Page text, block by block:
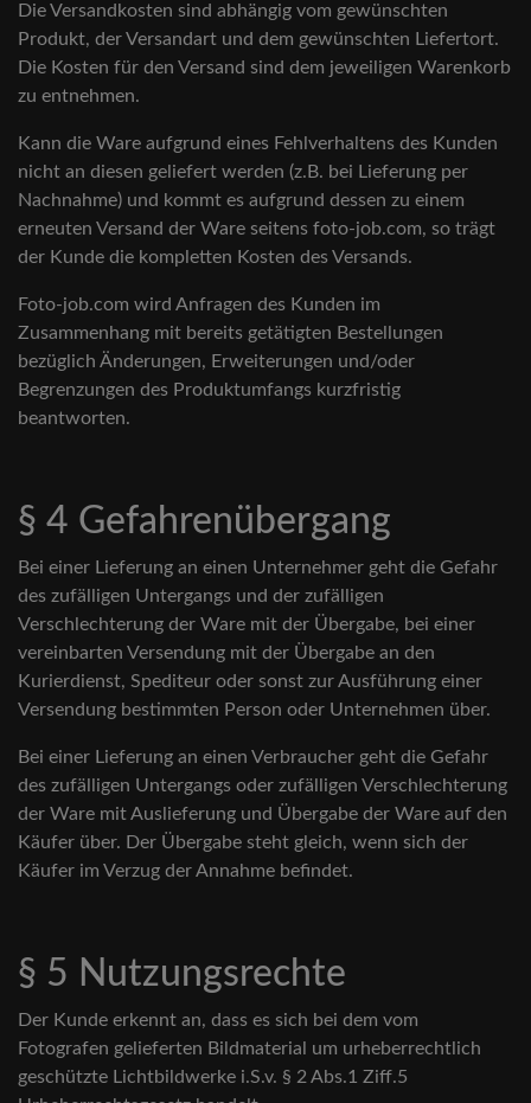
Die Versandkosten sind abhängig vom gewünschten
Produkt, der Versandart und dem gewünschten Liefertort.
Die Kosten für den Versand sind dem jeweiligen Warenkorb
zu entnehmen.
Kann die Ware aufgrund eines Fehlverhaltens des Kunden
nicht an diesen geliefert werden (z.B. bei Lieferung per
Nachnahme) und kommt es aufgrund dessen zu einem
erneuten Versand der Ware seitens foto-job.com, so trägt
der Kunde die kompletten Kosten des Versands.
Foto-job.com wird Anfragen des Kunden im
Zusammenhang mit bereits getätigten Bestellungen
bezüglich Änderungen, Erweiterungen und/oder
Begrenzungen des Produktumfangs kurzfristig
beantworten.
§ 4 Gefahrenübergang
Bei einer Lieferung an einen Unternehmer geht die Gefahr
des zufälligen Untergangs und der zufälligen
Verschlechterung der Ware mit der Übergabe, bei einer
vereinbarten Versendung mit der Übergabe an den
Kurierdienst, Spediteur oder sonst zur Ausführung einer
Versendung bestimmten Person oder Unternehmen über.
Bei einer Lieferung an einen Verbraucher geht die Gefahr
des zufälligen Untergangs oder zufälligen Verschlechterung
der Ware mit Auslieferung und Übergabe der Ware auf den
Käufer über. Der Übergabe steht gleich, wenn sich der
Käufer im Verzug der Annahme befindet.
§ 5 Nutzungsrechte
Der Kunde erkennt an, dass es sich bei dem vom
Fotografen gelieferten Bildmaterial um urheberrechtlich
geschützte Lichtbildwerke i.S.v. § 2 Abs.1 Ziff.5